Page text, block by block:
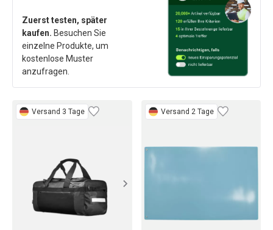
Zuerst testen, später
kaufen. Besuchen Sie
einzelne Produkte, um
kostenlose Muster
anzufragen.
Versand 3 Tage Versand 2 Tage